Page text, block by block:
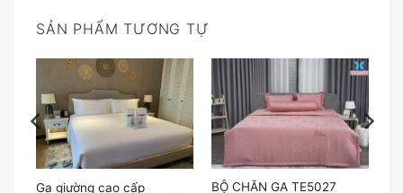
SẢN PHẨM TƯƠNG TỰ
Ga giường cao cấp
BỘ CHĂN GA TE5027